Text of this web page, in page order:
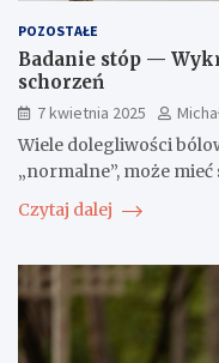
POZOSTAŁE
Badanie stóp —
schorzeń
7 kwietnia 2025
Wiele dolegliwości
„normalne”, może
Czytaj dalej